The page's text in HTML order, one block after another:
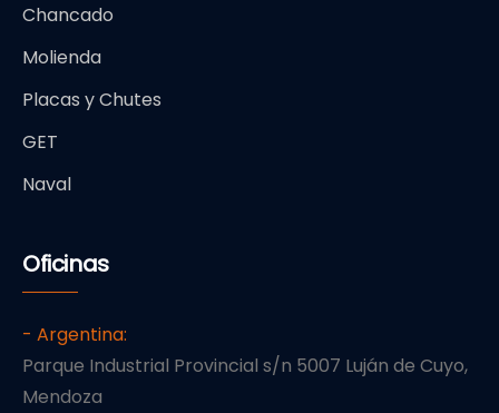
Chancado
Molienda
Placas y Chutes
GET
Naval
Oficinas
- Argentina:
Parque Industrial Provincial s/n 5007 Luján de Cuyo,
Mendoza